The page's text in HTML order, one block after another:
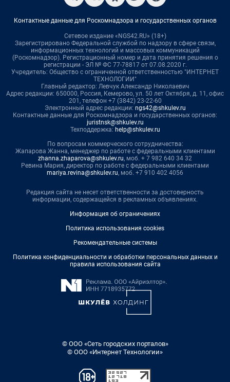
Контактные данные для Роскомнадзора и государственных органов
Сетевое издание «NGS42.RU» (18+)
Зарегистрировано Федеральной службой по надзору в сфере связи,
информационных технологий и массовых коммуникаций
(Роскомнадзор). Регистрационный номер и дата принятия решения о
регистрации - ЭЛ № ФС 77-78817 от 07.08.2020 г.
Учредитель: Общество с ограниченной ответственностью "ИНТЕРНЕТ
ТЕХНОЛОГИИ"
Главный редактор: Левчук Александр Николаевич
Адрес редакции: 650000, Россия, Кемерово, ул. 50 лет Октября, д. 11, офис
201, телефон +7 (3842) 23-22-60
Электронный адрес редакции: ngs42@shkulev.ru
Контактные данные для Роскомнадзора и государственных органов:
juristnsk@shkulev.ru
Техподдержка: help@shkulev.ru
По вопросам коммерческого сотрудничества:
Жапарова Жанна, менеджер по работе с федеральными клиентами
zhanna.zhaparova@shkulev.ru, моб. + 7 982 640 34 32
Ревина Мария, директор по работе с федеральными клиентами
mariya.revina@shkulev.ru, моб. +7 910 402 4056
Редакция сайта не несет ответственности за достоверность
информации, содержащейся в рекламных объявлениях.
Информация об ограничениях
Политика использования cookies
Рекомендательные системы
Политика конфиденциальности и обработки персональных данных и
правила использования сайта
© ООО «Сеть городских порталов»
© ООО «Интернет Технологии»